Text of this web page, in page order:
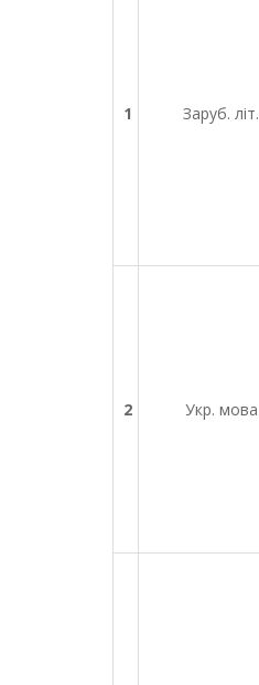
1 Заруб. літ.
2 Укр. мова